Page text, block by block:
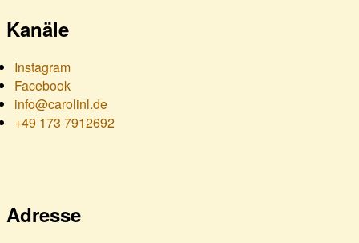
Kanäle
Instagram
Facebook
info@carolinl.de
+49 173 7912692
Adresse